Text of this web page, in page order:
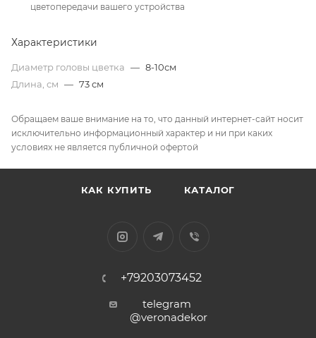
цветопередачи вашего устройства
Характеристики
Диаметр головы цветка — 8-10см
Длина, см — 73 см
Обращаем ваше внимание на то, что данный интернет-сайт носит
исключительно информационный характер и ни при каких
условиях не является публичной офертой
КАК КУПИТЬ КАТАЛОГ
+79203073452
telegram
@veronadekor